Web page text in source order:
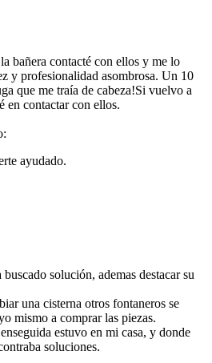
bañera contacté con ellos y me lo
y profesionalidad asombrosa. Un 10
que me traía de cabeza!Si vuelvo a
en contactar con ellos.
ayudado.
solución, ademas destacar su
una cisterna otros fontaneros se
mismo a comprar las piezas.
estuvo en mi casa, y donde
soluciones.